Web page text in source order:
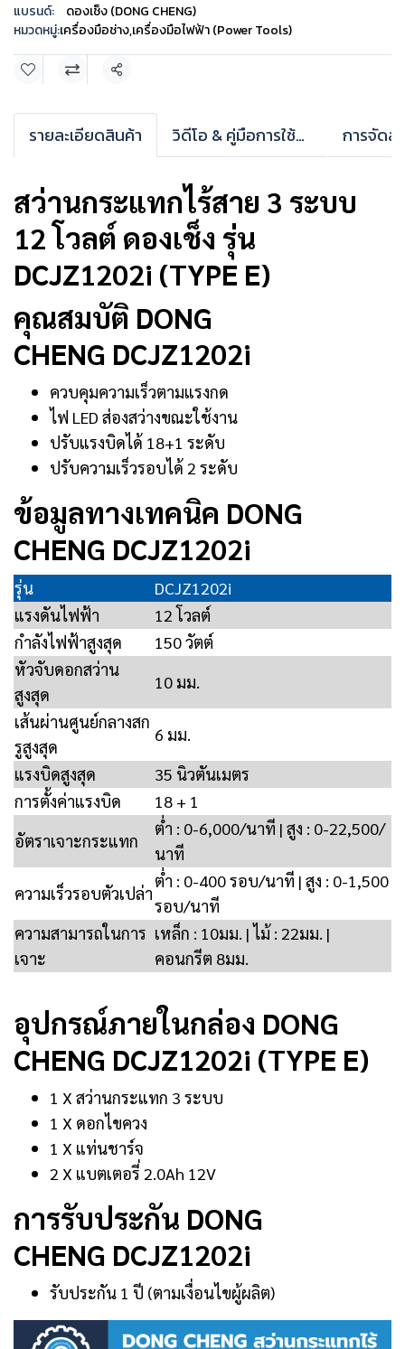
แบรนด์:
ดองเช็ง (DONG CHENG)
หมวดหมู่:เครื่องมือช่าง,เครื่องมือไฟฟ้า (Power Tools)
แชร์
รายละเอียดสินค้า วิดีโอ & คู่มือการใช้งาน การจัดส่
สว่านกระแทกไร้สาย 3 ระบบ
12 โวลต์ ดองเช็ง รุ่น
DCJZ1202i (TYPE E)
คุณสมบัติ DONG
CHENG DCJZ1202i
ควบคุมความเร็วตามแรงกด
ไฟ LED ส่องสว่างขณะใช้งาน
ปรับแรงบิดได้ 18+1 ระดับ
ปรับความเร็วรอบได้ 2 ระดับ
ข้อมูลทางเทคนิค DONG
CHENG DCJZ1202i
รุ่น
DCJZ1202i
แรงดันไฟฟ้า
12 โวลต์
กำลังไฟฟ้าสูงสุด
150 วัตต์
หัวจับดอกสว่าน
สูงสุด
10 มม.
เส้นผ่านศูนย์กลางสก
รูสูงสุด
6 มม.
แรงบิดสูงสุด
35 นิวตันเมตร
การตั้งค่าแรงบิด
18 + 1
อัตราเจาะกระแทก
ต่ำ : 0-6,000/นาที | สูง : 0-22,500/
นาที
ความเร็วรอบตัวเปล่า
ต่ำ : 0-400 รอบ/นาที | สูง : 0-1,500
รอบ/นาที
ความสามารถในการ
เจาะ
เหล็ก : 10มม. | ไม้ : 22มม. |
คอนกรีต 8มม.
อุปกรณ์ภายในกล่อง DONG
CHENG DCJZ1202i (TYPE E)
1 X สว่านกระแทก 3 ระบบ
1 X ดอกไขควง
1 X แท่นชาร์จ
2 X แบตเตอรี่ 2.0Ah 12V
การรับประกัน DONG
CHENG DCJZ1202i
รับประกัน 1 ปี (ตามเงื่อนไขผู้ผลิต)